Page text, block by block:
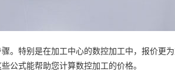
。特别是在加工中心的数控加工中，报价更
公式能帮助您计算数控加工的价格。